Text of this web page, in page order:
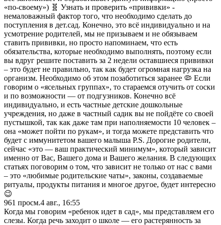
«по-своему») 🧬 Узнать и проверить «прививки» -
немаловажный фактор того, что необходимо сделать до
поступления в дет.сад. Конечно, это всё индивидуально и на
усмотрение родителей, мы не призываем и не обязываем
ставить прививки, но просто напоминаем, что есть
обязательства, которые необходимо выполнять, поэтому если
вы вдруг решите поставить за 2 недели оставшиеся прививки
– это будет не правильно, так как будет огромная нагрузка на
организм. Необходимо об этом позаботиться заранее 🦠 Если
говорим о «ясельных группах», то стараемся отучить от соски
и по возможности — от подгузников. Конечно всё
индивидуально, и есть частные детские дошкольные
учреждения, но даже в частный садик вы не пойдёте со своей
пустышкой, так как даже там при наполняемости 10 человек –
она «может пойти по рукам», и тогда можете представить что
будет с иммунитетом вашего малыша P.S. Дорогие родители,
сейчас «это — ваш практический минимум», который зависит
именно от Вас, Вашего дома и Вашего желания. В следующих
статьях поговорим о том, что зависит не только от нас с вами
– это «любимые родительские чаты», законы, создаваемые
ритуалы, продукты питания и многое другое, будет интересно
😉
961 просм.4 авг., 16:55
Когда мы говорим «ребенок идет в сад», мы представляем его
слезы. Когда речь заходит о школе — его растерянность за